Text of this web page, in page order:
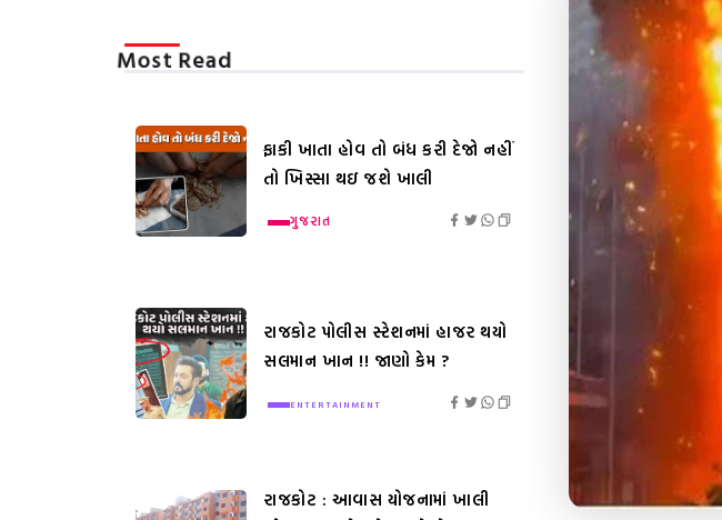
Most Read
ફાકી ખાતા હોવ તો બંધ કરી દેજો નહીં
તો ખિસ્સા થઇ જશે ખાલી
ગુજરાત
રાજકોટ પોલીસ સ્ટેશનમાં હાજર થયો
સલમાન ખાન !! જાણો કેમ ?
ENTERTAINMENT
રાજકોટ : આવાસ યોજનામાં ખાલી